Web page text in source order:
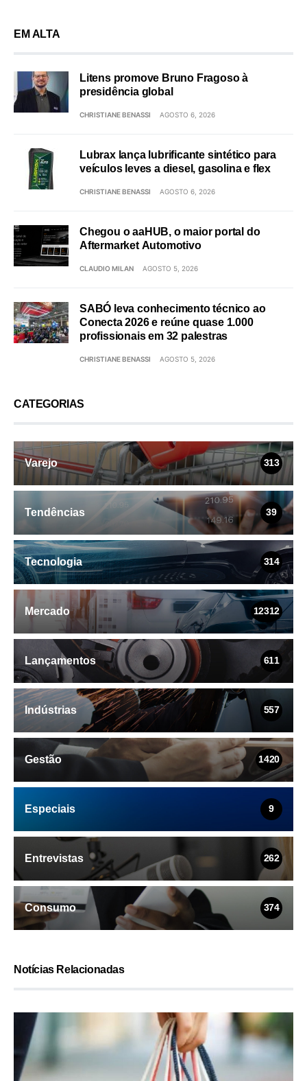
EM ALTA
Litens promove Bruno Fragoso à
presidência global
CHRISTIANE BENASSI AGOSTO 6, 2026
Lubrax lança lubrificante sintético para
veículos leves a diesel, gasolina e flex
CHRISTIANE BENASSI AGOSTO 6, 2026
Chegou o aaHUB, o maior portal do
Aftermarket Automotivo
CLAUDIO MILAN AGOSTO 5, 2026
SABÓ leva conhecimento técnico ao
Conecta 2026 e reúne quase 1.000
profissionais em 32 palestras
CHRISTIANE BENASSI AGOSTO 5, 2026
CATEGORIAS
Varejo 313
Tendências 39
Tecnologia 314
Mercado 12312
Lançamentos 611
Indústrias 557
Gestão 1420
Especiais 9
Entrevistas 262
Consumo 374
Notícias Relacionadas